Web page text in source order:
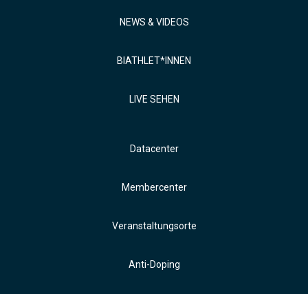
NEWS & VIDEOS
BIATHLET*INNEN
LIVE SEHEN
Datacenter
Membercenter
Veranstaltungsorte
Anti-Doping